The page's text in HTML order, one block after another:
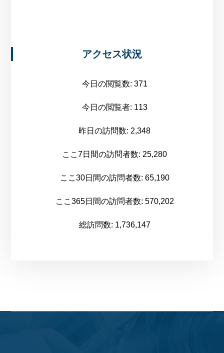
アクセス状況
今日の閲覧数: 371
今日の閲覧者: 113
昨日の訪問数: 2,348
ここ7日間の訪問者数: 25,280
ここ30日間の訪問者数: 65,190
ここ365日間の訪問者数: 570,202
総訪問数: 1,736,147